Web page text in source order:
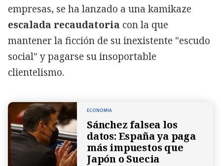
empresas, se ha lanzado a una kamikaze
escalada recaudatoria con la que
mantener la ficción de su inexistente "escudo
social" y pagarse su insoportable
clientelismo.
ECONOMIA
Sánchez falsea los
datos: España ya paga
más impuestos que
Japón o Suecia